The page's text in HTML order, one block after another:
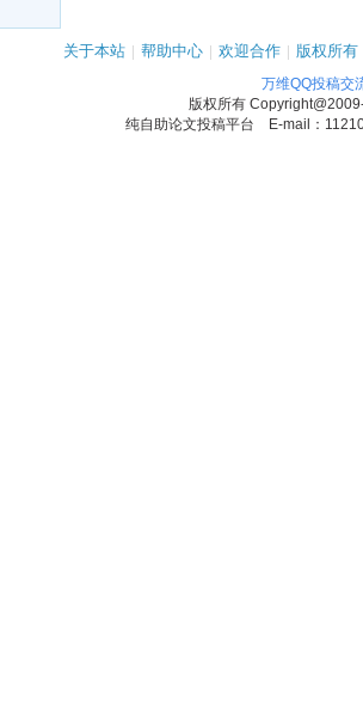
关于本站 | 帮助中心 | 欢迎合作 | 版权所有
万维QQ投稿交
版权所有
纯自助论文投稿平台 E-mail：